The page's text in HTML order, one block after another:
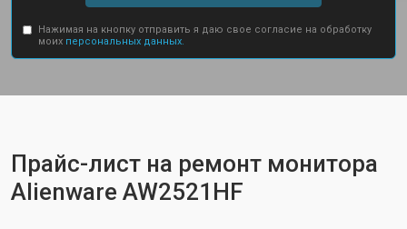
Нажимая на кнопку отправить я даю свое согласие на обработку
моих персональных данных.
Прайс-лист на ремонт монитора
Alienware AW2521HF